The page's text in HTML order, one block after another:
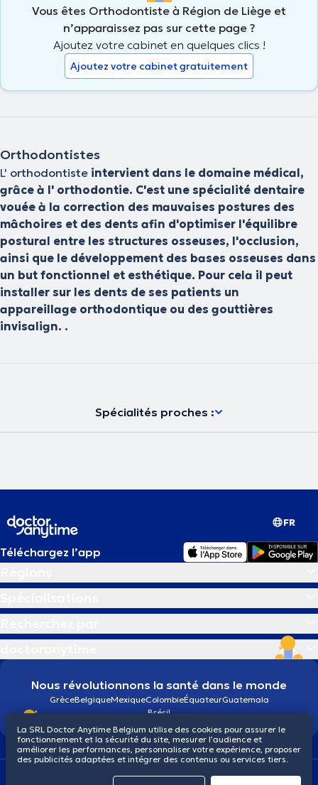
Vous êtes Orthodontiste à Région de Liège et
n’apparaissez pas sur cette page ?
Ajoutez votre cabinet en quelques clics !
Ajoutez votre cabinet gratuitement
Orthodontistes
L' orthodontiste intervient dans le domaine médical,
grâce à l' orthodontie. C'est une spécialité dentaire
vouée à la correction des mauvaises postures des
mâchoires et des dents afin d'optimiser l'équilibre
postural entre les structures osseuses, l'occlusion,
ainsi que le développement des bases osseuses dans
un but fonctionnel et esthétique. Pour cela il peut
installer sur les dents de ses patients un
appareillage orthodontique ou des gouttières
invisalign. .
Spécialités proches :
FR
Téléchargez l’app
Nous révolutionnons la santé dans le monde
GrèceBelgiqueMexiqueColombieÉquateurGuatemala
Brésil
Conditions généralesCookiesPolitique de confidentialité
La SRL Doctor Anytime Belgium utilise des cookies pour assurer le
fonctionnement et la sécurité du site, mesurer l’audience et
améliorer les performances, personnaliser votre expérience, proposer
des publicités adaptées et intégrer des contenus ou services tiers.